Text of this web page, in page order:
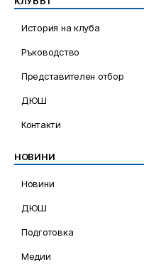
История на клуба
Ръководство
Представителен отбор
ДЮШ
Контакти
НОВИНИ
Новини
ДЮШ
Подготовка
Медии